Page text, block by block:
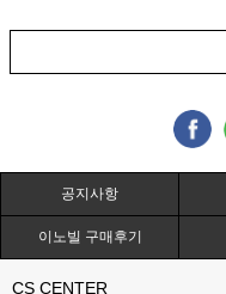
공지사항
이노빌 구매후기
CS CENTER